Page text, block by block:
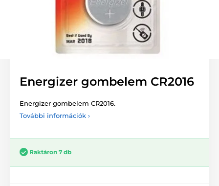
Energizer gombelem CR2016
Energizer gombelem CR2016.
További információk ›
Raktáron 7 db